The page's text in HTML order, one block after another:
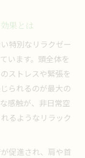
果とは
特別なリラクゼー
います。頭全体を
ストレスや緊張を
られるのが最大の
感触が、非日常空
るようなリラック
促進され、肩や首